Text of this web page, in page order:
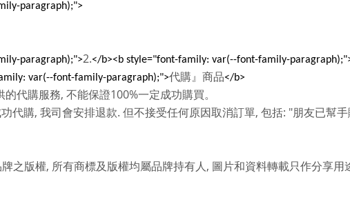
paragraph);">
paragraph);">2.</b><b style="font-family: var(--font-family-
var(--font-family-paragraph);">代購』商品</b>
的代購服務, 不能保證100%一定成功購買。
代購, 我司會安排退款. 但不接受任何原因取消訂單, 包括: "朋友已幫
之版權, 所有商標及版權均屬品牌持有人 , 圖片和資料轉載只作分享用